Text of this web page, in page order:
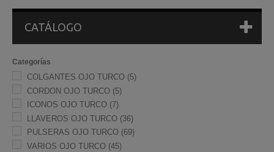
CATÁLOGO
Categorías
COLGANTES OJO TURCO (5)
CORDON OJO TURCO (5)
ICONOS OJO TURCO (7)
LLAVEROS OJO TURCO (36)
PULSERAS OJO TURCO (69)
VARIOS OJO TURCO (45)